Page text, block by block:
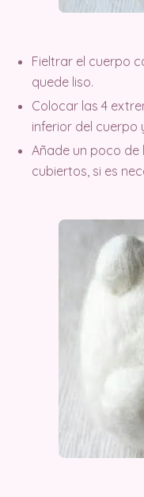
Fieltrar el cuerpo
quede liso.
Colocar las 4
inferior del cuerpo
Añade un poco de
cubiertos, si es